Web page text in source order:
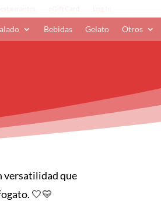
Bebidas Gelato Otros
versatilidad que
🤍💛